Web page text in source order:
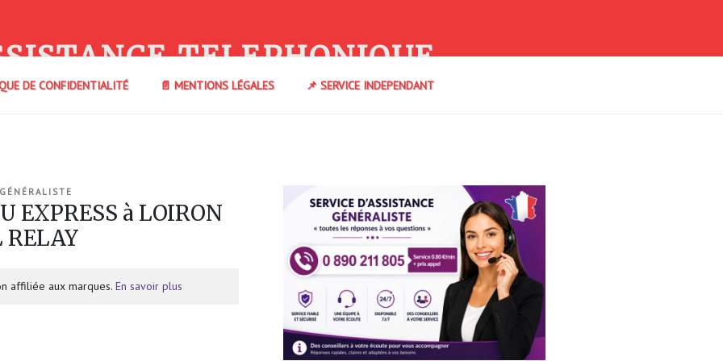
TELEPHONIQUE
DE CONFIDENTIALITÉ 📄 MENTIONS LÉGALES 📌 SERVICE INDEPENDANT
à LOIRON
affiliée aux marques. En savoir plus